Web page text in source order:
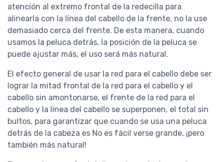
atención al extremo frontal de la redecilla para
alinearla con la línea del cabello de la frente, no la use
demasiado cerca del frente. De esta manera, cuando
usamos la peluca detrás, la posición de la peluca se
puede ajustar más, el uso será más natural.
El efecto general de usar la red para el cabello debe ser
lograr la mitad frontal de la red para el cabello y el
cabello sin amontonarse, el frente de la red para el
cabello y la línea del cabello se superponen, el total sin
bultos, para garantizar que cuando se usa una peluca
detrás de la cabeza es No es fácil verse grande, ¡pero
también más natural!